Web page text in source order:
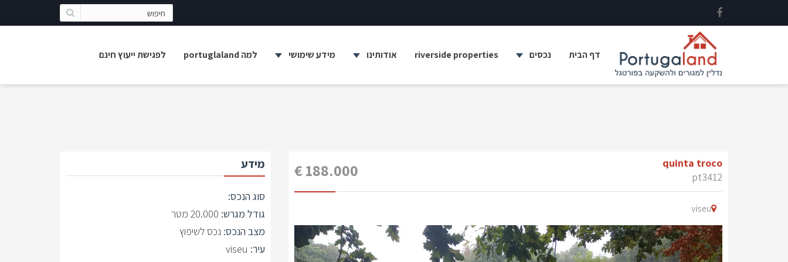
דף הבית נכסים riverside properties אודותינו מידע שימושי למה portuglaland לפגישת ייעוץ חינם
quinta troco
pt3412
188.000 €
viseu
Previous Next
מידע
סוג הנכס:
גודל מגרש: 20.000 מטר
מצב הנכס: נכס לשיפוץ
עיר: viseu